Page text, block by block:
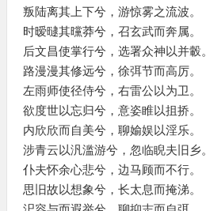
叛陆离其上下兮，游惊雾之流波。
时暧曃其曭莽兮，召玄武而奔属。
后文昌使掌行兮，选署众神以并轂。
路漫漫其修远兮，徐弭节而高厉。
左雨师使径侍兮，右雷公以为卫。
欲度世以忘归兮，意姿睢以抯挢。
内欣欣而自美兮，聊媮娱以淫乐。
涉青云以汎滥游兮，忽临睨夫旧乡。
仆夫怀余心悲兮，边马顾而不行。
思旧故以想象兮，长太息而掩涕。